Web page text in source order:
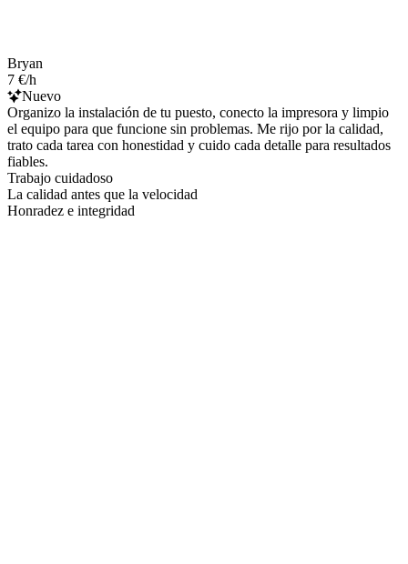
Bryan
7 €/h
Nuevo
Organizo la instalación de tu puesto, conecto la impresora y limpio
el equipo para que funcione sin problemas. Me rijo por la calidad,
trato cada tarea con honestidad y cuido cada detalle para resultados
fiables.
Trabajo cuidadoso
La calidad antes que la velocidad
Honradez e integridad